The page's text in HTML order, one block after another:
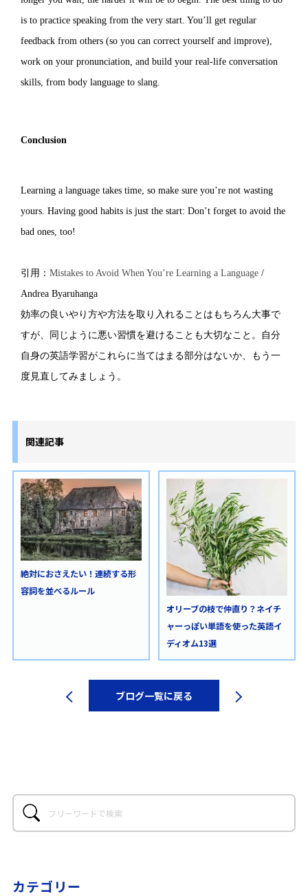
is to practice speaking from the very start. You’ll get regular
feedback from others (so you can correct yourself and improve),
work on your pronunciation, and build your real-life conversation
skills, from body language to slang.
Conclusion
Learning a language takes time, so make sure you’re not wasting
yours. Having good habits is just the start: Don’t forget to avoid the
bad ones, too!
引用：Mistakes to Avoid When You’re Learning a Language /
Andrea Byaruhanga
効率の良いやり方や方法を取り入れることはもちろん大事で
すが、同じように悪い習慣を避けることも大切なこと。自分
自身の英語学習がこれらに当てはまる部分はないか、もう一
度見直してみましょう。
関連記事
絶対におさえたい！連続する形
容詞を並べるルール
オリーブの枝で仲直り？ネイチ
ャーっぽい単語を使った英語イ
ディオム13選
ブログ一覧に戻る
カテゴリー